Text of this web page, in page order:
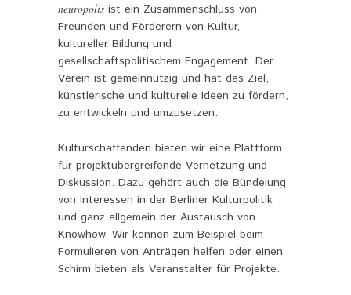
neuropolis ist ein Zusammenschluss von
Freunden und Förderern von Kultur,
kultureller Bildung und
gesellschaftspolitischem Engagement. Der
Verein ist gemeinnützig und hat das Ziel,
künstlerische und kulturelle Ideen zu fördern,
zu entwickeln und umzusetzen.
Kulturschaffenden bieten wir eine Plattform
für projektübergreifende Vernetzung und
Diskussion. Dazu gehört auch die Bündelung
von Interessen in der Berliner Kulturpolitik
und ganz allgemein der Austausch von
Knowhow. Wir können zum Beispiel beim
Formulieren von Anträgen helfen oder einen
Schirm bieten als Veranstalter für Projekte.